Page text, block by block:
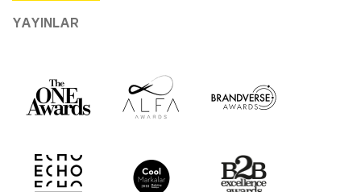
YAYINLAR